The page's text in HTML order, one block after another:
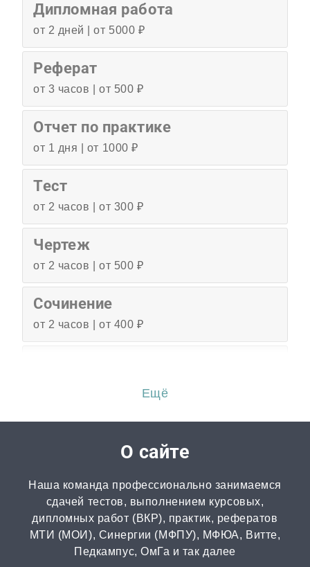
Дипломная работа
от 2 дней | от 5000 ₽
Реферат
от 3 часов | от 500 ₽
Отчет по практике
от 1 дня | от 1000 ₽
Тест
от 2 часов | от 300 ₽
Чертеж
от 2 часов | от 500 ₽
Сочинение
от 2 часов | от 400 ₽
Перевод
Диссертация
от 15 дней | от 15000 ₽
Бизнес-план
от 3 часов | от 500 ₽
Ещё
О сайте
Наша команда профессионально занимаемся
сдачей тестов, выполнением курсовых,
дипломных работ (ВКР), практик, рефератов
МТИ (МОИ), Синергии (МФПУ), МФЮА, Витте,
Педкампус, ОмГа и так далее